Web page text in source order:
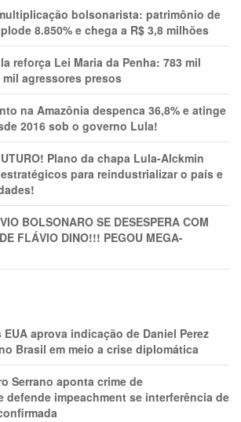
bolsonarista: patrimônio de
8.850% e chega a R$ 3,8 milhões
reforça Lei Maria da Penha: 783 mil
agressores presos
na Amazônia despenca 36,8% e atinge
2016 sob o governo Lula!
Plano da chapa Lula-Alckmin
para reindustrializar o país e
BOLSONARO SE DESESPERA COM
FLÁVIO DINO!!! PEGOU MEGA-
aprova indicação de Daniel Perez
Brasil em meio a crise diplomática
Serrano aponta crime de
defende impeachment se interferência de